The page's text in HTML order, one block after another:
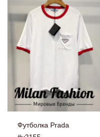
Футболка Prada